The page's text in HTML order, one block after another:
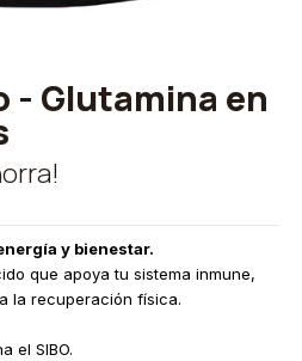
- Glutamina en
y bienestar.
que apoya tu sistema inmune,
la recuperación física.
el SIBO.